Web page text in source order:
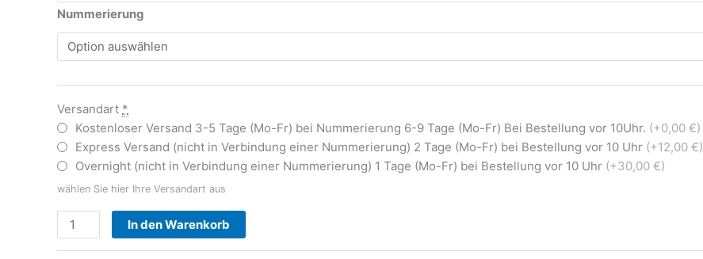
Nummerierung
Versandart *
Kostenloser Versand 3-5 Tage (Mo-Fr) bei Nummerierung 6-9 Tage (Mo-Fr) Bei Bestellung vor 10Uhr. (+0,00 €)
Express Versand (nicht in Verbindung einer Nummerierung) 2 Tage (Mo-Fr) bei Bestellung vor 10 Uhr (+12,00 €)
Overnight (nicht in Verbindung einer Nummerierung) 1 Tage (Mo-Fr) bei Bestellung vor 10 Uhr (+30,00 €)
wählen Sie hier Ihre Versandart aus
In den Warenkorb